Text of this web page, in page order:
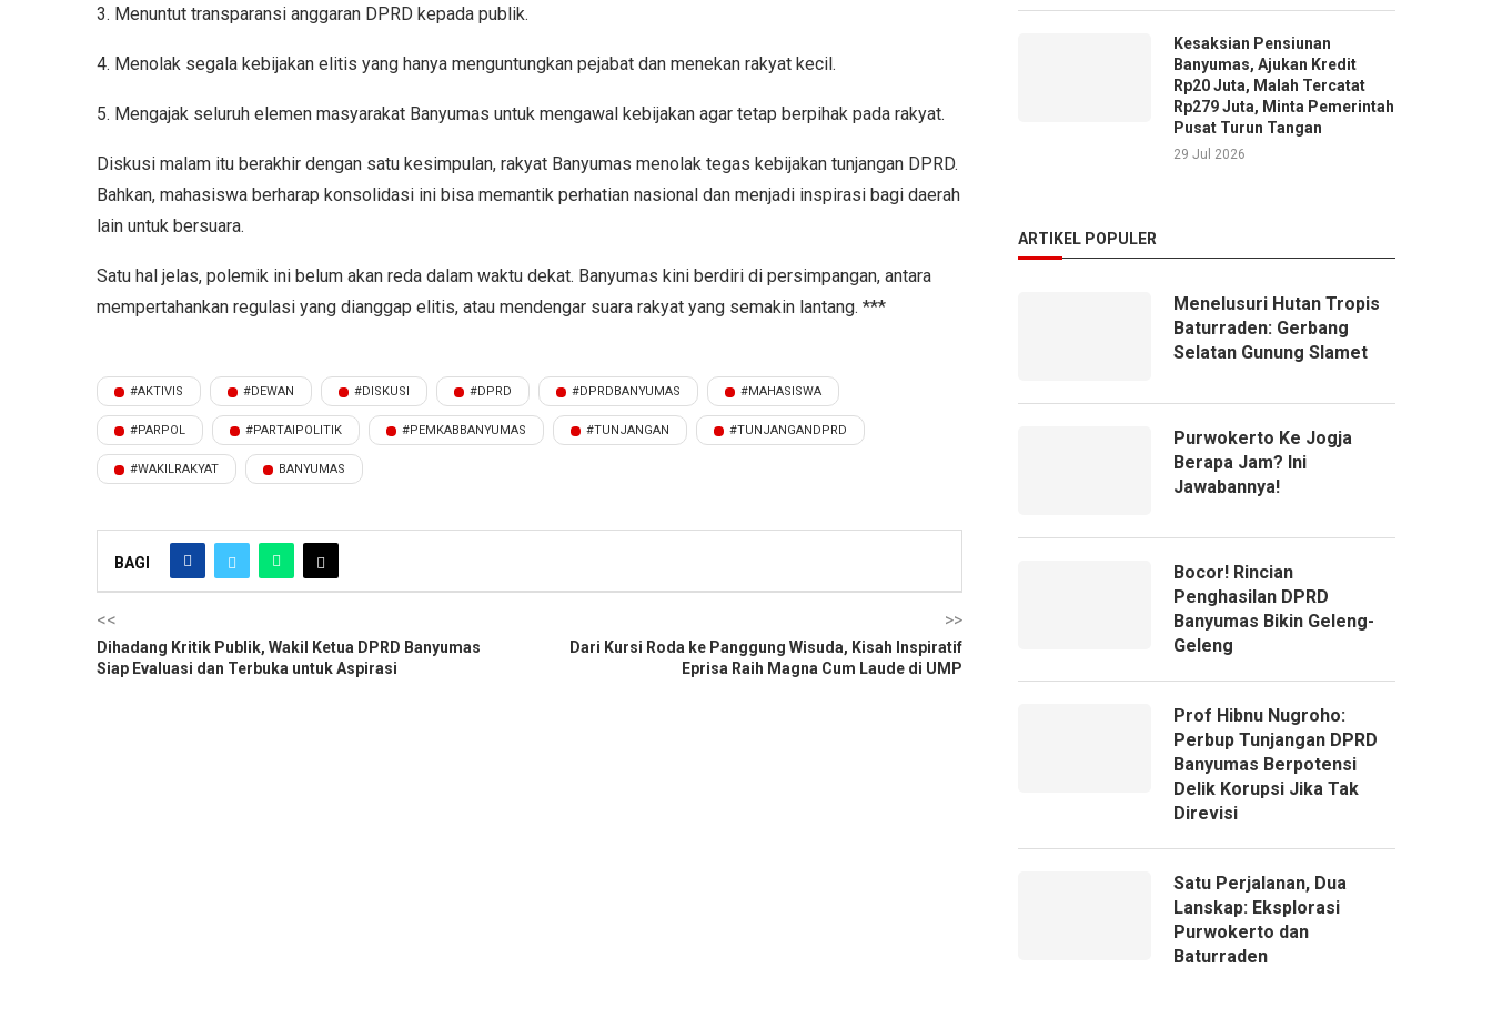
3. Menuntut transparansi anggaran DPRD kepada publik.
4. Menolak segala kebijakan elitis yang hanya menguntungkan pejabat dan menekan rakyat kecil.
5. Mengajak seluruh elemen masyarakat Banyumas untuk mengawal kebijakan agar tetap berpihak pada rakyat.
Diskusi malam itu berakhir dengan satu kesimpulan, rakyat Banyumas menolak tegas kebijakan tunjangan DPRD.
Bahkan, mahasiswa berharap konsolidasi ini bisa memantik perhatian nasional dan menjadi inspirasi bagi daerah
lain untuk bersuara.
Satu hal jelas, polemik ini belum akan reda dalam waktu dekat. Banyumas kini berdiri di persimpangan, antara
mempertahankan regulasi yang dianggap elitis, atau mendengar suara rakyat yang semakin lantang. ***
#AKTIVIS #DEWAN #DISKUSI #DPRD #DPRDBANYUMAS #MAHASISWA
#PARPOL #PARTAIPOLITIK #PEMKABBANYUMAS #TUNJANGAN #TUNJANGANDPRD
#WAKILRAKYAT BANYUMAS
BAGI
<<
Dihadang Kritik Publik, Wakil Ketua DPRD Banyumas
Siap Evaluasi dan Terbuka untuk Aspirasi
>>
Dari Kursi Roda ke Panggung Wisuda, Kisah Inspiratif
Eprisa Raih Magna Cum Laude di UMP
Kesaksian Pensiunan
Banyumas, Ajukan Kredit
Rp20 Juta, Malah Tercatat
Rp279 Juta, Minta Pemerintah
Pusat Turun Tangan
29 Jul 2026
ARTIKEL POPULER
Menelusuri Hutan Tropis
Baturraden: Gerbang
Selatan Gunung Slamet
Purwokerto Ke Jogja
Berapa Jam? Ini
Jawabannya!
Bocor! Rincian
Penghasilan DPRD
Banyumas Bikin Geleng-
Geleng
Prof Hibnu Nugroho:
Perbup Tunjangan DPRD
Banyumas Berpotensi
Delik Korupsi Jika Tak
Direvisi
Satu Perjalanan, Dua
Lanskap: Eksplorasi
Purwokerto dan
Baturraden